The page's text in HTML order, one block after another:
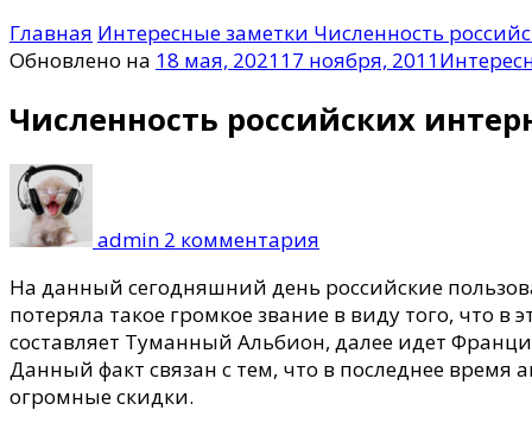
Главная Интересные заметки Численность
Обновлено на 18 мая, 202117 ноября, 2011
Численность российских
admin 2 комментария
российских
интернет
—
пользователей
превысила
На данный сегодняшний день российские
потеряла такое громкое звание в виду того, что
составляет Туманный Альбион, далее идет
Данный факт связан с тем, что в последнее время
огромные скидки.